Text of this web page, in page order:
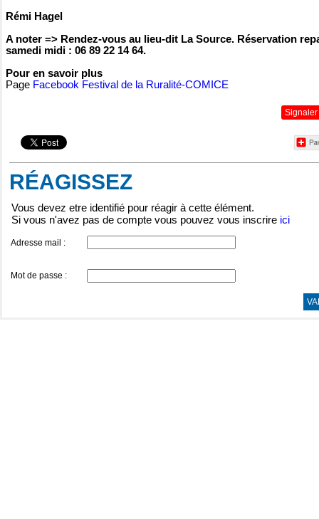
Rémi Hagel
A noter => Rendez-vous au lieu-dit La Source. Réservation
samedi midi : 06 89 22 14 64.
Pour en savoir plus
Page Facebook Festival de la Ruralité-COMICE
RÉAGISSEZ
Vous devez etre identifié pour réagir à cette élément.
Si vous n'avez pas de compte vous pouvez vous inscrire ici
Adresse mail :
Mot de passe :